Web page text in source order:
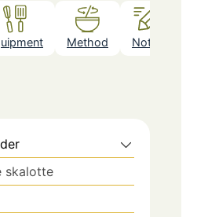
Method Notes
skalotte